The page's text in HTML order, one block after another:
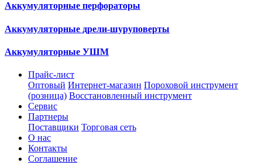
Аккумуляторные перфораторы
Аккумуляторные дрели-шуруповерты
Аккумуляторные УШМ
Прайс-лист
Оптовый Интернет-магазин Пороховой инструмент
(розница) Восстановленный инструмент
Сервис
Партнеры
Поставщики Торговая сеть
О нас
Контакты
Соглашение